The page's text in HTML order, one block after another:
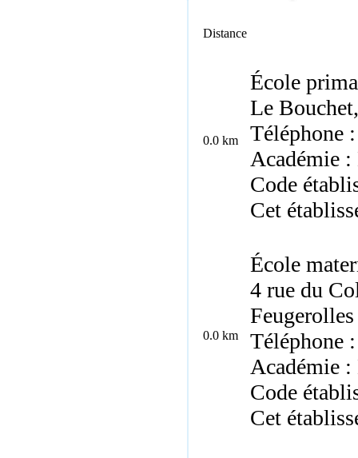
Distance
0.0 km
École
Le
Téléphone
Académie
Code
Cet
0.0 km
École
4 rue du
Feugerolles
Téléphone
Académie
Code
Cet